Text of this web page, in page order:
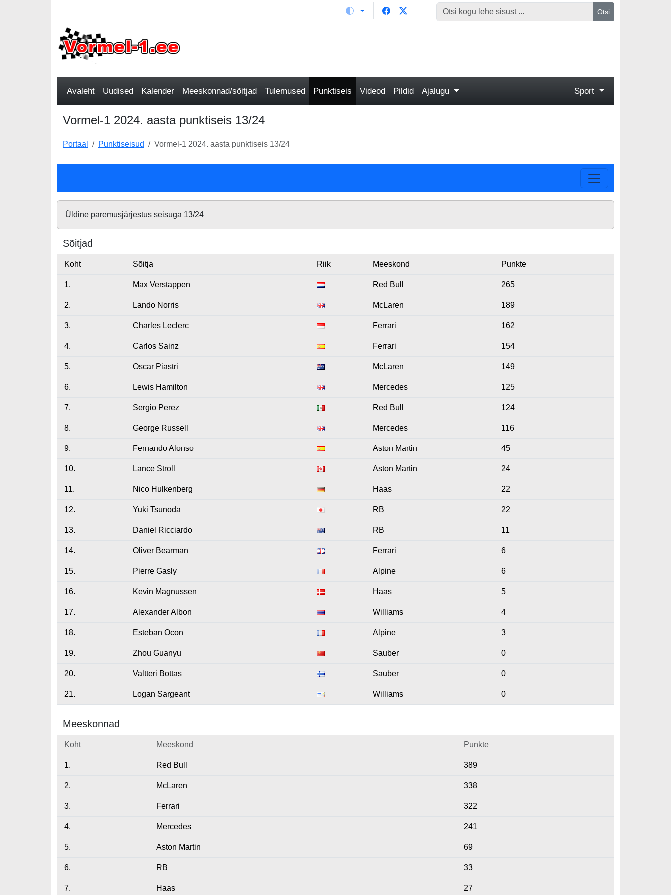
Otsi
Avaleht Uudised Kalender Meeskonnad/sõitjad Tulemused Punktiseis Videod Pildid Ajalugu Sport
Vormel-1 2024. aasta punktiseis 13/24
Portaal Punktiseisud Vormel-1 2024. aasta punktiseis 13/24
Üldine paremusjärjestus seisuga 13/24
Sõitjad
Koht Sõitja Riik Meeskond Punkte
1. Max Verstappen Red Bull 265
2. Lando Norris McLaren 189
3. Charles Leclerc Ferrari 162
4. Carlos Sainz Ferrari 154
5. Oscar Piastri McLaren 149
6. Lewis Hamilton Mercedes 125
7. Sergio Perez Red Bull 124
8. George Russell Mercedes 116
9. Fernando Alonso Aston Martin 45
10. Lance Stroll Aston Martin 24
11. Nico Hulkenberg Haas 22
12. Yuki Tsunoda RB 22
13. Daniel Ricciardo RB 11
14. Oliver Bearman Ferrari 6
15. Pierre Gasly Alpine 6
16. Kevin Magnussen Haas 5
17. Alexander Albon Williams 4
18. Esteban Ocon Alpine 3
19. Zhou Guanyu Sauber 0
20. Valtteri Bottas Sauber 0
21. Logan Sargeant Williams 0
Meeskonnad
Koht Meeskond Punkte
1. Red Bull 389
2. McLaren 338
3. Ferrari 322
4. Mercedes 241
5. Aston Martin 69
6. RB 33
7. Haas 27